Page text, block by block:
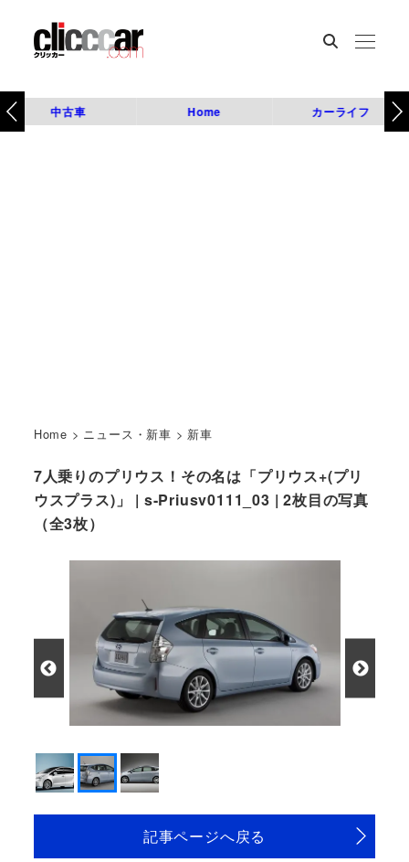
中古車 Home カーライフ
Home > ニュース・新車 > 新車
7人乗りのプリウス！その名は「プリウス+(プリ
ウスプラス)」 | s-Priusv0111_03 | 2枚目の写真
（全3枚）
記事ページへ戻る